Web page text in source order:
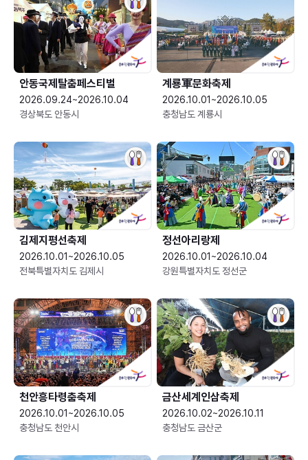
안동국제탈춤페스티벌
2026.09.24~2026.10.04
경상북도 안동시
2026.10.01~2026.10.05
충청남도 계룡시
김제지평선축제
2026.10.01~2026.10.05
전북특별자치도 김제시
정선아리랑제
2026.10.01~2026.10.04
강원특별자치도 정선군
천안흥타령춤축제
2026.10.01~2026.10.05
충청남도 천안시
금산세계인삼축제
2026.10.02~2026.10.11
충청남도 금산군